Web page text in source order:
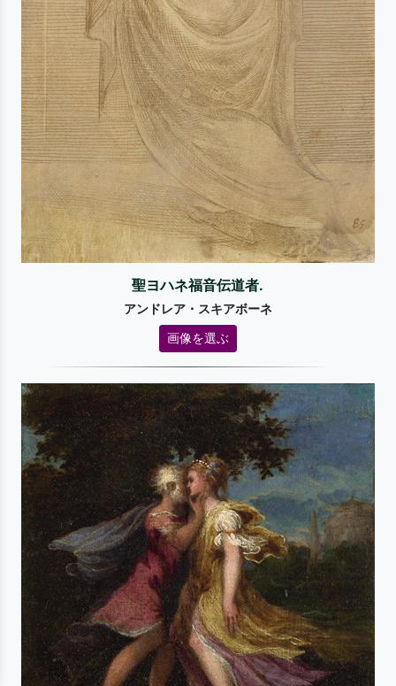
聖ヨハネ福音伝道者.
アンドレア・スキアボーネ
画像を選ぶ